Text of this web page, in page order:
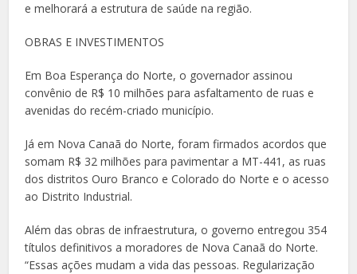
e melhorará a estrutura de saúde na região.
OBRAS E INVESTIMENTOS
Em Boa Esperança do Norte, o governador assinou
convênio de R$ 10 milhões para asfaltamento de ruas e
avenidas do recém-criado município.
Já em Nova Canaã do Norte, foram firmados acordos que
somam R$ 32 milhões para pavimentar a MT-441, as ruas
dos distritos Ouro Branco e Colorado do Norte e o acesso
ao Distrito Industrial.
Além das obras de infraestrutura, o governo entregou 354
títulos definitivos a moradores de Nova Canaã do Norte.
“Essas ações mudam a vida das pessoas. Regularização